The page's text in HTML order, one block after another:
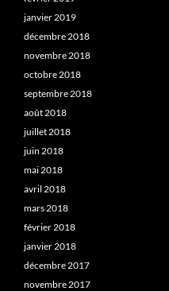
janvier 2019
décembre 2018
novembre 2018
octobre 2018
septembre 2018
août 2018
juillet 2018
juin 2018
mai 2018
avril 2018
mars 2018
février 2018
janvier 2018
décembre 2017
novembre 2017